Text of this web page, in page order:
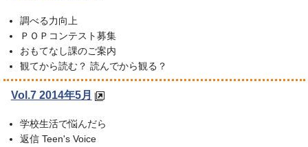
調べる力向上
ＰＯＰコンテスト募集
おもてなし課のご案内
観てから読む？ 読んでから観る？
Vol.7 2014年5月
学校生活で悩んだら
返信 Teen's Voice